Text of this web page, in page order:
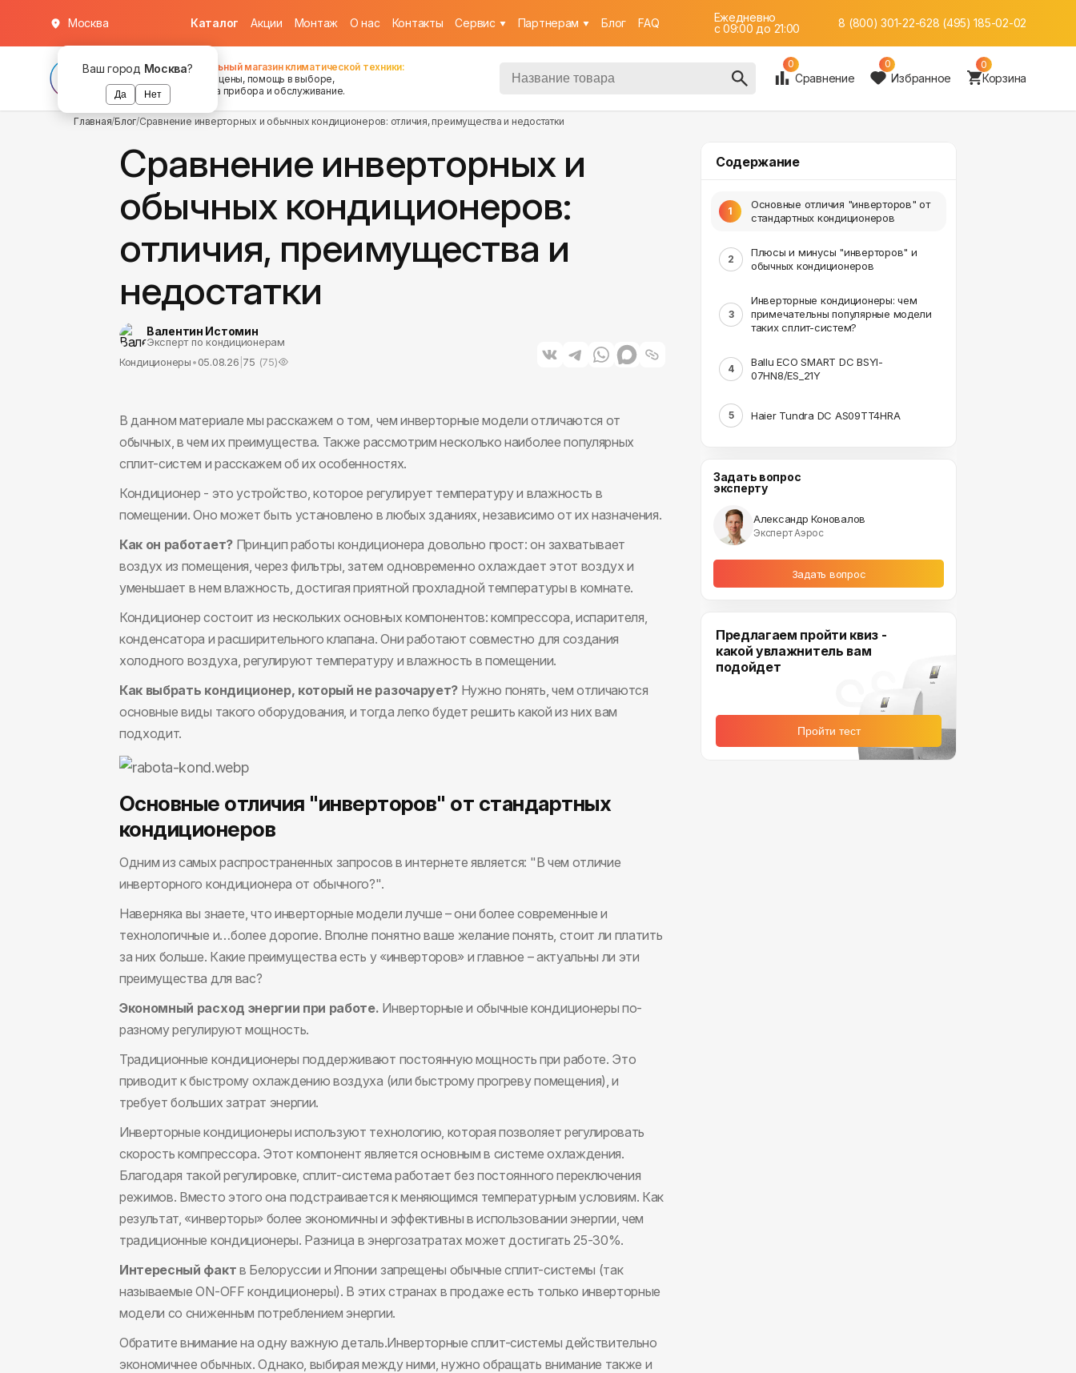
Ваш город Москва?
Да Нет
Москва Каталог Акции Монтаж О нас Контакты Cервис Партнерам Блог FAQ
Ежедневно
c 09:00 до 21:00
8 (800) 301-22-628 (495) 185-02-02
Федеральный магазин климатической техники:
хорошие цены, помощь в выборе,
установка прибора и обслуживание.
0
Сравнение
0
Избранное
0
Корзина
Главная/Блог/Сравнение инверторных и обычных кондиционеров: отличия, преимущества и недостатки
Сравнение инверторных и
обычных кондиционеров:
отличия, преимущества и
недостатки
Валентин Истомин
Эксперт по кондиционерам
Кондиционеры•05.08.26 75 (75)
В данном материале мы расскажем о том, чем инверторные модели отличаются от
обычных, в чем их преимущества. Также рассмотрим несколько наиболее популярных
сплит-систем и расскажем об их особенностях.
Кондиционер - это устройство, которое регулирует температуру и влажность в
помещении. Оно может быть установлено в любых зданиях, независимо от их назначения.
Как он работает?Принцип работы кондиционера довольно прост: он захватывает
воздух из помещения, через фильтры, затем одновременно охлаждает этот воздух и
уменьшает в нем влажность, достигая приятной прохладной температуры в комнате.
Кондиционер состоит из нескольких основных компонентов: компрессора, испарителя,
конденсатора и расширительного клапана. Они работают совместно для создания
холодного воздуха, регулируют температуру и влажность в помещении.
Как выбрать кондиционер, который не разочарует?Нужно понять, чем отличаются
основные виды такого оборудования, и тогда легко будет решить какой из них вам
подходит.
Основные отличия "инверторов" от стандартных
кондиционеров
Одним из самых распространенных запросов в интернете является: "В чем отличие
инверторного кондиционера от обычного?".
Наверняка вы знаете, что инверторные модели лучше – они более современные и
технологичные и…более дорогие. Вполне понятно ваше желание понять, стоит ли платить
за них больше. Какие преимущества есть у «инверторов» и главное – актуальны ли эти
преимущества для вас?
Экономный расход энергии при работе. Инверторные и обычные кондиционеры по-
разному регулируют мощность.
Традиционные кондиционеры поддерживают постоянную мощность при работе. Это
приводит к быстрому охлаждению воздуха (или быстрому прогреву помещения), и
требует больших затрат энергии.
Инверторные кондиционеры используют технологию, которая позволяет регулировать
скорость компрессора. Этот компонент является основным в системе охлаждения.
Благодаря такой регулировке, сплит-система работает без постоянного переключения
режимов. Вместо этого она подстраивается к меняющимся температурным условиям. Как
результат, «инверторы» более экономичны и эффективны в использовании энергии, чем
традиционные кондиционеры. Разница в энергозатратах может достигать 25-30%.
Интересный факт в Белоруссии и Японии запрещены обычные сплит-системы (так
называемые ON-OFF кондиционеры). В этих странах в продаже есть только инверторные
модели со сниженным потреблением энергии.
Обратите внимание на одну важную деталь.Инверторные сплит-системы действительно
экономичнее обычных. Однако, выбирая между ними, нужно обращать внимание также и
Содержание
1
Основные отличия "инверторов" от
стандартных кондиционеров
2
Плюсы и минусы "инверторов" и
обычных кондиционеров
3
Инверторные кондиционеры: чем
примечательны популярные модели
таких сплит-систем?
4
Ballu ECO SMART DC BSYI-
07HN8/ES_21Y
5 Haier Tundra DC AS09TT4HRA
Задать вопрос
эксперту
Александр Коновалов
Эксперт Аэрос
Задать вопрос
Предлагаем пройти квиз -
какой увлажнитель вам
подойдет
Пройти тест